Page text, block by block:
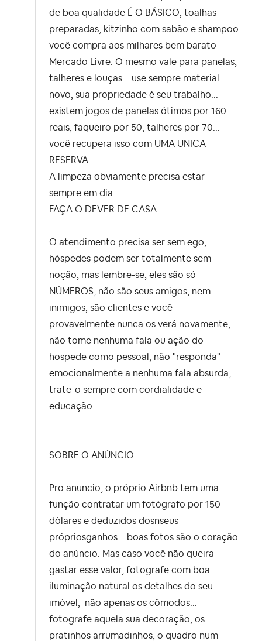
de boa qualidade É O BÁSICO, toalhas
preparadas, kitzinho com sabão e shampoo
você compra aos milhares bem barato
Mercado Livre. O mesmo vale para panelas,
talheres e louças... use sempre material
novo, sua propriedade é seu trabalho...
existem jogos de panelas ótimos por 160
reais, faqueiro por 50, talheres por 70...
você recupera isso com UMA UNICA
RESERVA.
A limpeza obviamente precisa estar
sempre em dia.
FAÇA O DEVER DE CASA.
O atendimento precisa ser sem ego,
hóspedes podem ser totalmente sem
noção, mas lembre-se, eles são só
NÚMEROS, não são seus amigos, nem
inimigos, são clientes e você
provavelmente nunca os verá novamente,
não tome nenhuma fala ou ação do
hospede como pessoal, não "responda"
emocionalmente a nenhuma fala absurda,
trate-o sempre com cordialidade e
educação.
---
SOBRE O ANÚNCIO
Pro anuncio, o próprio Airbnb tem uma
função contratar um fotógrafo por 150
dólares e deduzidos dosnseus
própriosganhos... boas fotos são o coração
do anúncio. Mas caso você não queira
gastar esse valor, fotografe com boa
iluminação natural os detalhes do seu
imóvel, não apenas os cômodos...
fotografe aquela sua decoração, os
pratinhos arrumadinhos, o quadro num